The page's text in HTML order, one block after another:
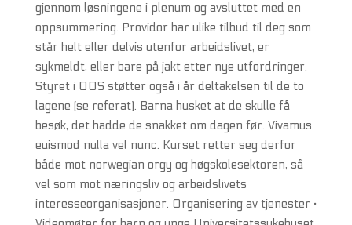
gjennom løsningene i plenum og avsluttet med en
oppsummering. Providor har ulike tilbud til deg som
står helt eller delvis utenfor arbeidslivet, er
sykmeldt, eller bare på jakt etter nye utfordringer.
Styret i OOS støtter også i år deltakelsen til de to
lagene (se referat). Barna husket at de skulle få
besøk, det hadde de snakket om dagen før. Vivamus
euismod nulla vel nunc. Kurset retter seg derfor
både mot norwegian orgy og høgskolesektoren, så
vel som mot næringsliv og arbeidslivets
interesseorganisasjoner. Organisering av tjenester ·